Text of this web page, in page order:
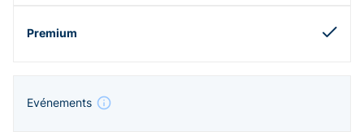
Evénements